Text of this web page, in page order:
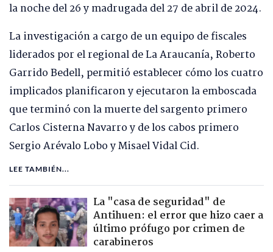
la noche del 26 y madrugada del 27 de abril de 2024.
La investigación a cargo de un equipo de fiscales
liderados por el regional de La Araucanía, Roberto
Garrido Bedell, permitió establecer cómo los cuatro
implicados planificaron y ejecutaron la emboscada
que terminó con la muerte del sargento primero
Carlos Cisterna Navarro y de los cabos primero
Sergio Arévalo Lobo y Misael Vidal Cid.
LEE TAMBIÉN...
La "casa de seguridad" de
Antihuen: el error que hizo caer a
último prófugo por crimen de
carabineros